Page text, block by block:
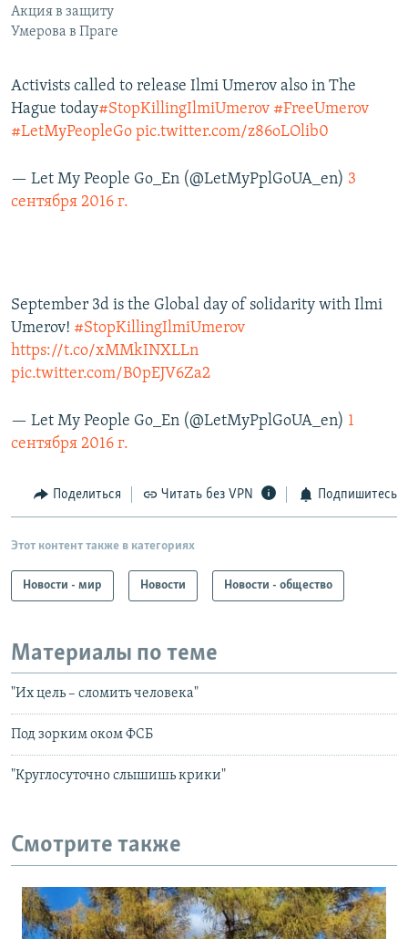
Акция в защиту
Умерова в Праге
Activists called to release Ilmi Umerov also in The
Hague today#StopKillingIlmiUmerov #FreeUmerov
#LetMyPeopleGo pic.twitter.com/z86oLOlib0
— Let My People Go_En (@LetMyPplGoUA_en) 3
сентября 2016 г.
September 3d is the Global day of solidarity with Ilmi
Umerov! #StopKillingIlmiUmerov
https://t.co/xMMkINXLLn
pic.twitter.com/B0pEJV6Za2
— Let My People Go_En (@LetMyPplGoUA_en) 1
сентября 2016 г.
Поделиться Читать без VPN Подпишитесь
Этот контент также в категориях
Новости - мир Новости Новости - общество
Материалы по теме
"Их цель – сломить человека"
Под зорким оком ФСБ
"Круглосуточно слышишь крики"
Смотрите также